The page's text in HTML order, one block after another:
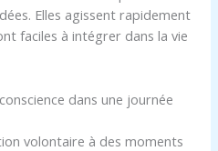
Elles agissent rapidement
faciles à intégrer dans la vie
dans une journée
volontaire à des moments